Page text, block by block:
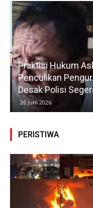
Praktisi Hukum
Penculikan
Desak Polisi
26 Juni 2026
PERISTIWA